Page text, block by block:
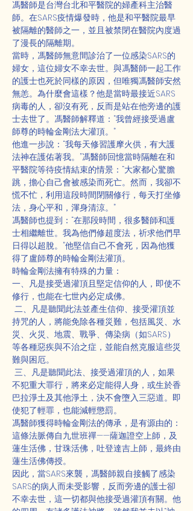
馮醫師是台灣台北和平醫院的婦產科主治醫
師。在SARS疫情爆發時，他是和平醫院最早
被隔離的醫師之一，並且被禁閉在醫院內度過
了漫長的隔離期。
當時，馮醫師無意間診治了一位感染SARS的
婦女，這位婦女不幸去世。與馮醫師一起工作
的護士也死於同樣的原因，但唯獨馮醫師安然
無恙。為什麼會這樣？他是當時最接近SARS
病毒的人，卻沒有死，反而是站在他旁邊的護
士去世了。馮醫師解釋道：“我曾經接受過盧
師尊的時輪金剛法大灌頂。”
他進一步說：“我每天修習護摩火供，有大護
法神在護佑著我。”馮醫師回憶當時隔離在和
平醫院等待疫情結束的情景：“大家都心驚膽
跳，擔心自己會被感染而死亡。然而，我卻不
慌不忙，利用這段時間閉關修行，每天打坐修
法，身心平和，渾身清涼。”
馮醫師也提到：“在那段時間，很多醫師和護
士相繼離世。我為他們修超度法，祈求他們早
日得以超脫。”他堅信自己不會死，因為他獲
得了盧師尊的時輪金剛法灌頂。
時輪金剛法擁有特殊的力量：
一、凡是接受過灌頂且堅定信仰的人，即使不
修行，也能在七世內必定成佛。
二、凡是聽聞此法並產生信仰、接受灌頂並
持咒的人，將能免除各種災難，包括風災、水
災、火災、地震、戰爭、傳染病（如SARS）
等各種惡疾與不治之症，並能自然克服這些災
難與困厄。
三、凡是聽聞此法、接受過灌頂的人，如果
不犯重大罪行，將來必定能得人身，或生於香
巴拉淨土及其他淨土，決不會墮入三惡道。即
使犯了輕罪，也能減輕懲罰。
馮醫師獲得時輪金剛法的傳承，是有源由的：
這條法脈傳自九世班禪——薩迦證空上師，及
蓮生活佛，甘珠活佛，吐登達吉上師，最終由
蓮生活佛傳授。
因此，當SARS來襲，馮醫師親自接觸了感染
SARS的病人而未受影響，反而旁邊的護士卻
不幸去世，這一切都與他接受過灌頂有關。他